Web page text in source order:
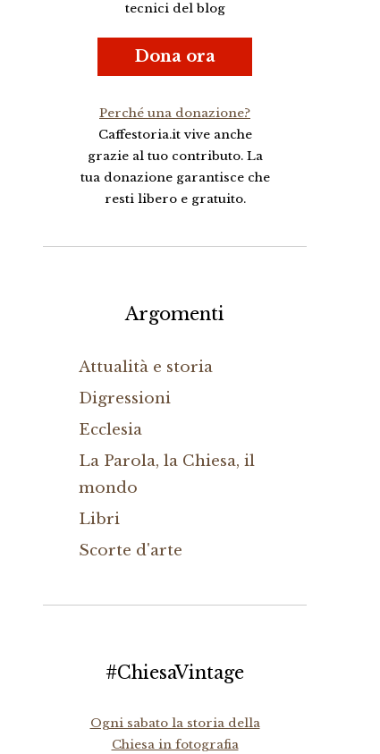
tecnici del blog
Dona ora
Perché una donazione?
Caffestoria.it vive anche
grazie al tuo contributo. La
tua donazione garantisce che
resti libero e gratuito.
Argomenti
Attualità e storia
Digressioni
Ecclesia
La Parola, la Chiesa, il
mondo
Libri
Scorte d'arte
#ChiesaVintage
Ogni sabato la storia della
Chiesa in fotografia